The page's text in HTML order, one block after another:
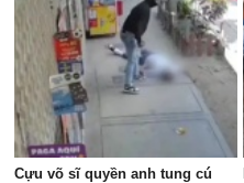
Cựu võ sĩ quyền anh tung cú